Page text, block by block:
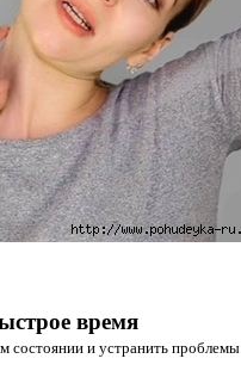
время
состоянии и устранить проблемы